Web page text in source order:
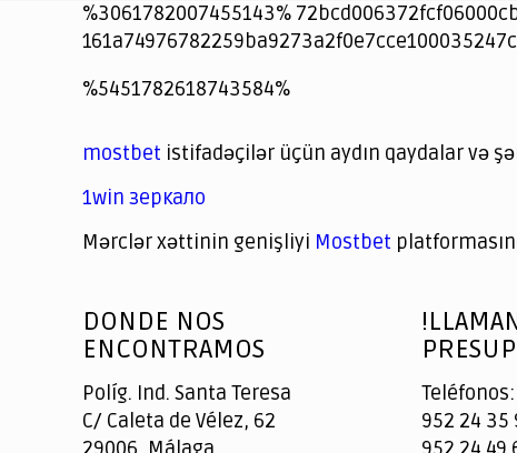
%3061782007455143%
jeetcity
1xbet
jeet city casino
%5451782618743584%
spintiger
Avabet
Spinrise
Crown Green
Crowngreen casino login
슈가 러쉬1000 슬롯
crazy time casino online
1xcasinozambia.com
codingworldnews.com
parimatch.kr
winorio
winorio casino
winorio
mostbet istifadəçilər üçün aydın qaydalar və
1win зеркало
Mərclər xəttinin genişliyi Mostbet
of
Casino
DONDE NOS
ENCONTRAMOS
Políg. Ind. Santa Teresa
C/ Caleta de Vélez, 62
Teléfonos:
952 24 35